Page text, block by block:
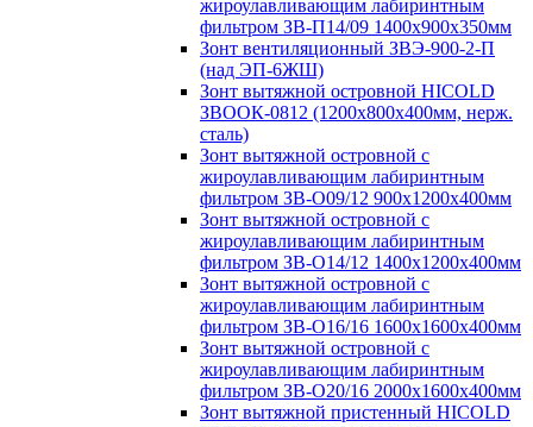
жироулавливающим лабиринтным
фильтром ЗВ-П14/09 1400х900х350мм
Зонт вентиляционный ЗВЭ-900-2-П
(над ЭП-6ЖШ)
Зонт вытяжной островной HICOLD
ЗВООК-0812 (1200х800x400мм, нерж.
сталь)
Зонт вытяжной островной с
жироулавливающим лабиринтным
фильтром ЗВ-О09/12 900х1200х400мм
Зонт вытяжной островной с
жироулавливающим лабиринтным
фильтром ЗВ-О14/12 1400х1200х400мм
Зонт вытяжной островной с
жироулавливающим лабиринтным
фильтром ЗВ-О16/16 1600х1600х400мм
Зонт вытяжной островной с
жироулавливающим лабиринтным
фильтром ЗВ-О20/16 2000х1600х400мм
Зонт вытяжной пристенный HICOLD